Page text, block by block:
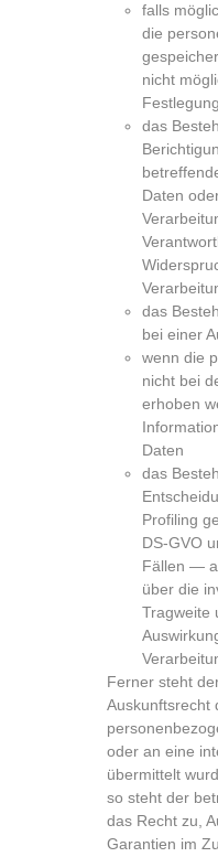
falls
die
nicht
das
Daten
das
bei einer
wenn die
nicht bei
erhoben
Daten
das
Profiling
DS-GVO
Fällen —
über die
Tragweite
Ferner steht
Auskunftsrecht
oder an eine
übermittelt
so steht der
das Recht zu,
Garantien im